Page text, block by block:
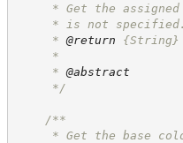
* Get the assigned
* is not specified.
* @return {String}
*
* @abstract
*/
/**
* Get the base